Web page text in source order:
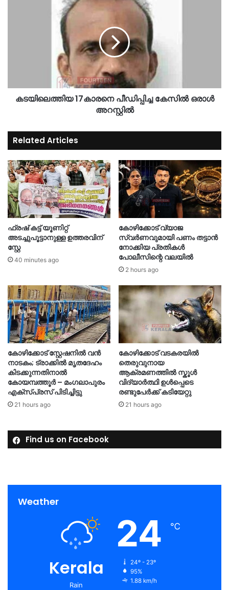
ക​ട​യി​ലെ​ത്തി​യ 17കാ​ര​നെ പീ​ഡി​പ്പി​ച്ച കേ​സി​ൽ ഒ​രാ​ൾ
അ​റ​സ്റ്റി​ൽ
Related Articles
ഫ്രഷ് കട്ട് യൂണിറ്റ്
അടച്ചുപൂട്ടാനുള്ള ഉത്തരവിന്
സ്റ്റേ
40 minutes ago
കോഴിക്കോട് വ്യാജ
സ്വർണവുമായി പണം തട്ടാൻ
നോക്കിയ പ്രതികൾ
പോലീസിന്റെ വലയിൽ
2 hours ago
കോഴിക്കോട് സ്റ്റേഷനിൽ വൻ
നാടകം; ട്രാക്കിൽ മൃതദേഹം
കിടക്കുന്നതിനാൽ
കോയമ്പത്തൂർ – മംഗലാപുരം
എക്സ്പ്രസ് പിടിച്ചിട്ടു
21 hours ago
കോഴിക്കോട് വടകരയിൽ
തെരുവുനായ
ആക്രമണത്തിൽ സ്കൂൾ
വിദ്യാർത്ഥി ഉൾപ്പെടെ
രണ്ടുപേർക്ക് കടിയേറ്റു
21 hours ago
Find us on Facebook
Weather
Kerala
Rain
24 ℃
24º - 23º
95%
1.88 km/h